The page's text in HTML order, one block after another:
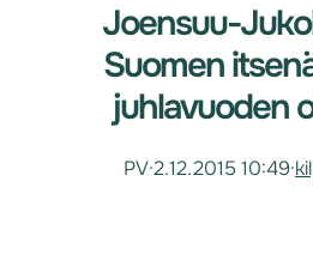
Joensuu-
Suomen
juhlavuoden
PV·2.12.2015 10:49·